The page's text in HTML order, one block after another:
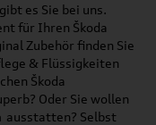
gibt es Sie bei uns.
für Ihren Škoda
Zubehör finden Sie
& Flüssigkeiten
Škoda
Oder Sie wollen
ausstatten? Selbst